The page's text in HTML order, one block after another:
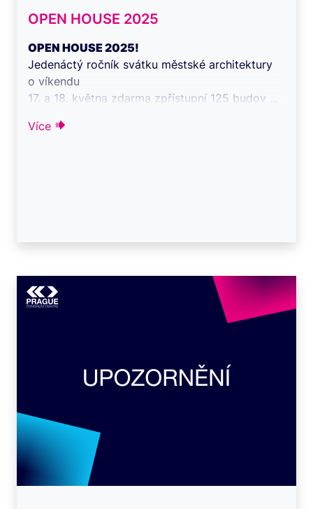
OPEN HOUSE 2025
OPEN HOUSE 2025!
Jedenáctý ročník svátku městské architektury
o víkendu
17. a 18. května zdarma zpřístupní 125 budov ...
Více